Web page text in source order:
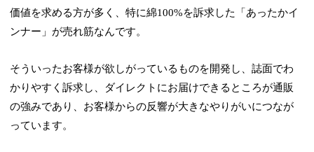
価値を求める方が多く、特に綿100%を訴求した「あったかイ
ンナー」が売れ筋なんです。
そういったお客様が欲しがっているものを開発し、誌面でわ
かりやすく訴求し、ダイレクトにお届けできるところが通販
の強みであり、お客様からの反響が大きなやりがいにつなが
っています。